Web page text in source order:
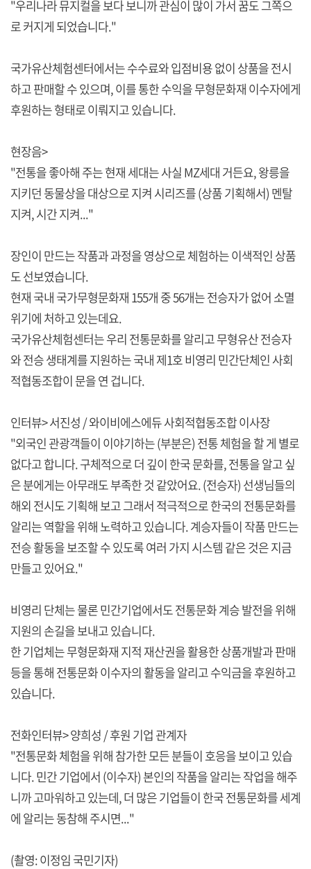
"우리나라 뮤지컬을 보다 보니까 관심이 많이 가서 꿈도 그쪽으
로 커지게 되었습니다."
국가유산체험센터에서는 수수료와 입점비용 없이 상품을 전시
하고 판매할 수 있으며, 이를 통한 수익을 무형문화재 이수자에게
후원하는 형태로 이뤄지고 있습니다.
현장음>
"전통을 좋아해 주는 현재 세대는 사실 MZ세대 거든요, 왕릉을
지키던 동물상을 대상으로 지켜 시리즈를 (상품 기획해서) 멘탈
지켜, 시간 지켜..."
장인이 만드는 작품과 과정을 영상으로 체험하는 이색적인 상품
도 선보였습니다.
현재 국내 국가무형문화재 155개 중 56개는 전승자가 없어 소멸
위기에 처하고 있는데요.
국가유산체험센터는 우리 전통문화를 알리고 무형유산 전승자
와 전승 생태계를 지원하는 국내 제1호 비영리 민간단체인 사회
적협동조합이 문을 연 겁니다.
인터뷰> 서진성 / 와이비에스에듀 사회적협동조합 이사장
"외국인 관광객들이 이야기하는 (부분은) 전통 체험을 할 게 별로
없다고 합니다. 구체적으로 더 깊이 한국 문화를, 전통을 알고 싶
은 분에게는 아무래도 부족한 것 같았어요. (전승자) 선생님들의
해외 전시도 기획해 보고 그래서 적극적으로 한국의 전통문화를
알리는 역할을 위해 노력하고 있습니다. 계승자들이 작품 만드는
전승 활동을 보조할 수 있도록 여러 가지 시스템 같은 것은 지금
만들고 있어요."
비영리 단체는 물론 민간기업에서도 전통문화 계승 발전을 위해
지원의 손길을 보내고 있습니다.
한 기업체는 무형문화재 지적 재산권을 활용한 상품개발과 판매
등을 통해 전통문화 이수자의 활동을 알리고 수익금을 후원하고
있습니다.
전화인터뷰> 양희성 / 후원 기업 관계자
"전통문화 체험을 위해 참가한 모든 분들이 호응을 보이고 있습
니다. 민간 기업에서 (이수자) 본인의 작품을 알리는 작업을 해주
니까 고마워하고 있는데, 더 많은 기업들이 한국 전통문화를 세계
에 알리는 동참해 주시면..."
(촬영: 이정임 국민기자)